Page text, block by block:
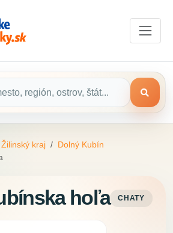
Žilinský kraj
Dolný Kubín
hoľa CHATY